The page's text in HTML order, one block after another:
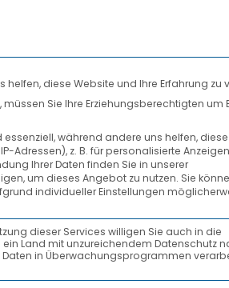
SYSTEMPARTNER
diese Website und Ihre Erfahrung zu
Sie Ihre Erziehungsberechtigten um
während andere uns helfen,
Adressen), z. B. für personalisierte
Ihrer Daten finden Sie in unserer
um dieses Angebot zu nutzen. Sie
individueller Einstellungen
dieser Services willigen Sie auch in die
ein Land mit unzureichendem Datenschutz
in Überwachungsprogrammen